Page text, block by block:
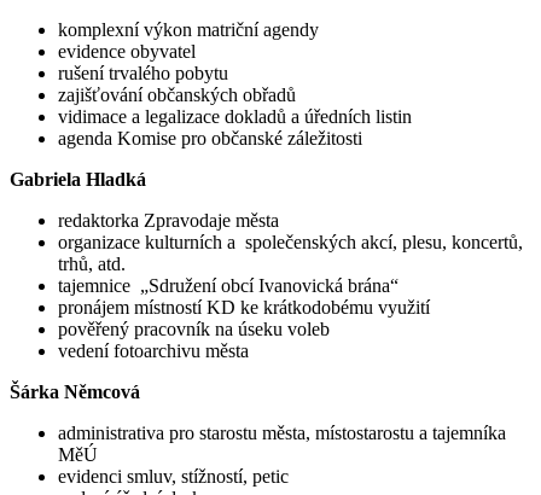
komplexní výkon matriční agendy
evidence obyvatel
rušení trvalého pobytu
zajišťování občanských obřadů
vidimace a legalizace dokladů a úředních listin
agenda Komise pro občanské záležitosti
Gabriela Hladká
redaktorka Zpravodaje města
organizace kulturních a společenských akcí, plesu, koncertů,
trhů, atd.
tajemnice „Sdružení obcí Ivanovická brána“
pronájem místností KD ke krátkodobému využití
pověřený pracovník na úseku voleb
vedení fotoarchivu města
Šárka Němcová
administrativa pro starostu města, místostarostu a tajemníka
MěÚ
evidenci smluv, stížností, petic